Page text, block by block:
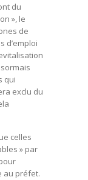
du
», le
de
d’emploi
qui
exclu du
celles
» par
au préfet.